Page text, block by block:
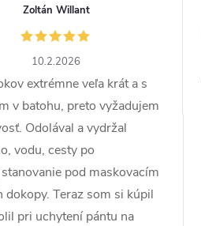
Zoltán Willant
10.2.2026
extrémne veľa krát a s
v batohu, preto vyžadujem
Odolával a vydržal
vodu, cesty po
pod maskovacím
Teraz som si kúpil
pri uchytení pántu na